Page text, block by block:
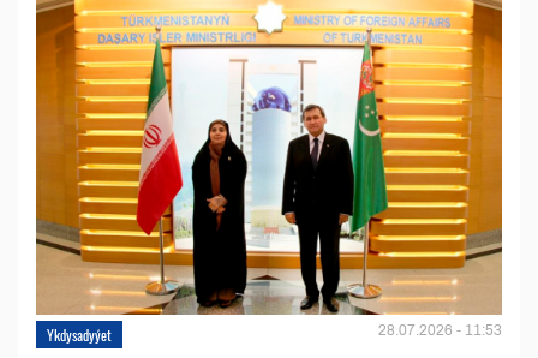
Ykdysadyýet 28.07.2026 - 11:53